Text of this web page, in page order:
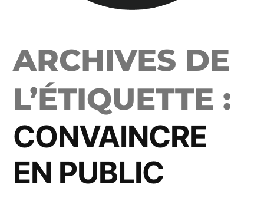
ARCHIVES DE
L’ÉTIQUETTE :
CONVAINCRE
EN PUBLIC